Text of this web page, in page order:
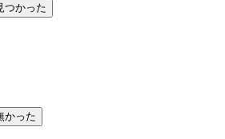
つかった
かった